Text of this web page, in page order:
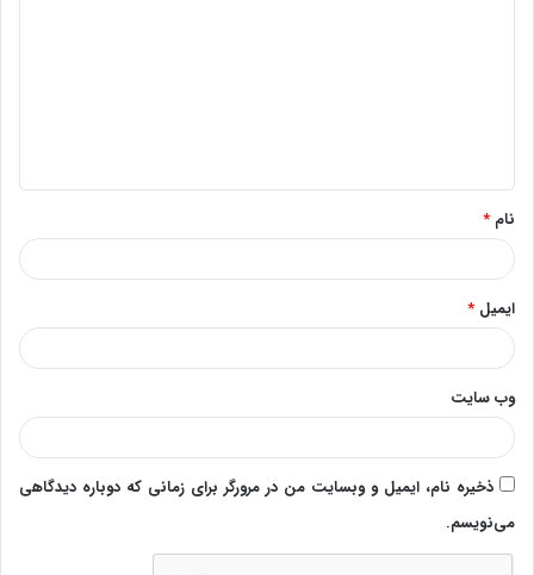
*
نام *
ایمیل *
وب‌ سایت
ذخیره نام، ایمیل و وبسایت من در مرورگر برای زمانی که دوباره دیدگاهی
می‌نویسم.